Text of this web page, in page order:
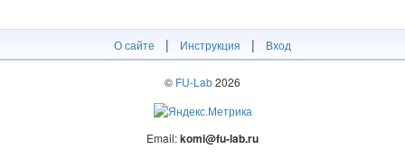
О сайте | Инструкция | Вход
© FU-Lab2026
Email:komi@fu-lab.ru